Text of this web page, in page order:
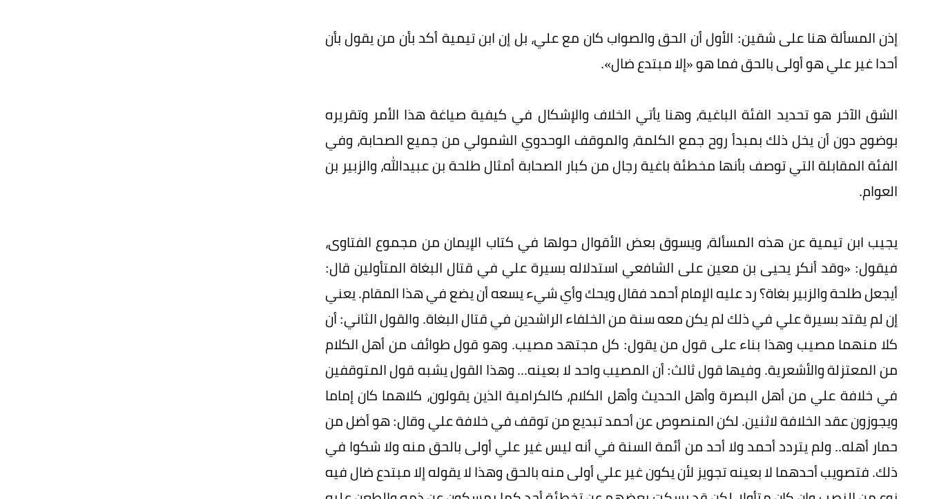
إذن المسألة هنا على شقين: الأول أن الحق والصواب كان مع علي، بل إن ابن تيمية أكد بأن من يقول بأن
أحدا غير علي هو أولى بالحق فما هو «إلا مبتدع ضال».
الشق الآخر هو تحديد الفئة الباغية، وهنا يأتي الخلاف والإشكال في كيفية صياغة هذا الأمر وتقريره
بوضوح دون أن يخل ذلك بمبدأ روح جمع الكلمة، والموقف الوحدوي الشمولي من جميع الصحابة، وفي
الفئة المقابلة التي توصف بأنها مخطئة باغية رجال من كبار الصحابة أمثال طلحة بن عبيدالله، والزبير بن
العوام.
يجيب ابن تيمية عن هذه المسألة، ويسوق بعض الأقوال حولها في كتاب الإيمان من مجموع الفتاوى،
فيقول: «وقد أنكر يحيى بن معين على الشافعي استدلاله بسيرة علي في قتال البغاة المتأولين قال:
أيجعل طلحة والزبير بغاة؟ رد عليه الإمام أحمد فقال ويحك وأي شيء يسعه أن يضع في هذا المقام. يعني
إن لم يقتد بسيرة علي في ذلك لم يكن معه سنة من الخلفاء الراشدين في قتال البغاة. والقول الثاني: أن
كلا منهما مصيب وهذا بناء على قول من يقول: كل مجتهد مصيب. وهو قول طوائف من أهل الكلام
من المعتزلة والأشعرية. وفيها قول ثالث: أن المصيب واحد لا بعينه... وهذا القول يشبه قول المتوقفين
في خلافة علي من أهل البصرة وأهل الحديث وأهل الكلام، كالكرامية الذين يقولون، كلاهما كان إماما
ويجوزون عقد الخلافة لاثنين. لكن المنصوص عن أحمد تبديع من توقف في خلافة علي وقال: هو أضل من
حمار أهله.. ولم يتردد أحمد ولا أحد من أئمة السنة في أنه ليس غير علي أولى بالحق منه ولا شكوا في
ذلك. فتصويب أحدهما لا بعينه تجويز لأن يكون غير علي أولى منه بالحق وهذا لا يقوله إلا مبتدع ضال فيه